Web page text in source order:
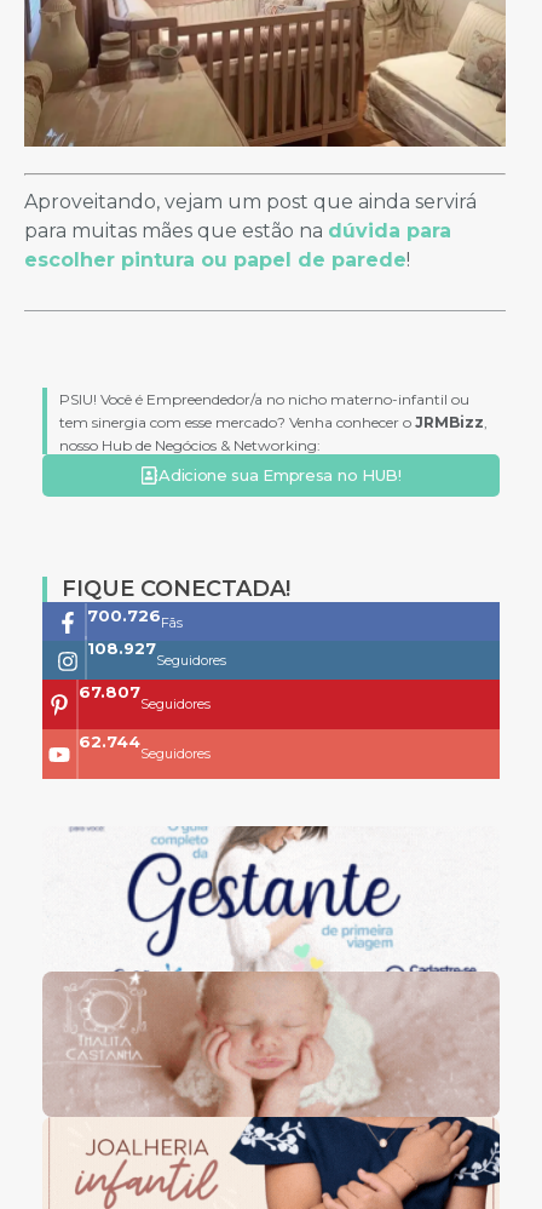
Aproveitando, vejam um post que ainda servirá
para muitas mães que estão na dúvida para
escolher pintura ou papel de parede!
PSIU! Você é Empreendedor/a no nicho materno-infantil ou
tem sinergia com esse mercado? Venha conhecer o JRMBizz
nosso Hub de Negócios & Networking:
Adicione sua Empresa no HUB!
FIQUE CONECTADA!
761.659Fãs
118.399
Seguidores
73.704
Seguidores
68.200
Seguidores